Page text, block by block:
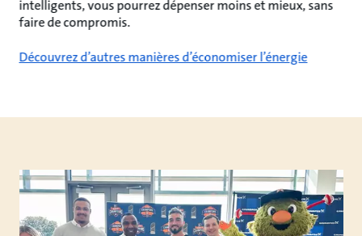
intelligents, vous pourrez dépenser moins et mieux, sans
faire de compromis.
Découvrez d’autres manières d’économiser l’énergie